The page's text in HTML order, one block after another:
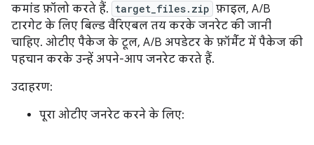
कमांड फ़ॉलो करते हैं. target_files.zip फ़ाइल, A/B
टारगेट के लिए बिल्ड वैरिएबल तय करके जनरेट की जानी
चाहिए. ओटीए पैकेज के टूल, A/B अपडेटर के फ़ॉर्मैट में पैकेज की
पहचान करके उन्हें अपने-आप जनरेट करते हैं.
उदाहरण:
पूरा ओटीए जनरेट करने के लिए: